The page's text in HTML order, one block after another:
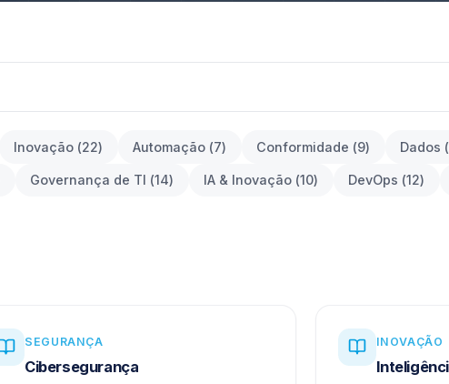
Inovação (22) Automação (7) Conformidade (9) Dados (
Governança de TI (14) IA & Inovação (10) DevOps (12)
SEGURANÇA
Cibersegurança
INOVAÇÃO